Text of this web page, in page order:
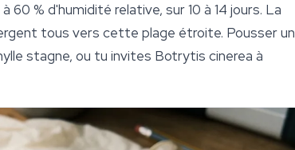
60 % d'humidité relative, sur 10 à 14 jours. La
tous vers cette plage étroite. Pousser un
stagne, ou tu invites Botrytis cinerea à